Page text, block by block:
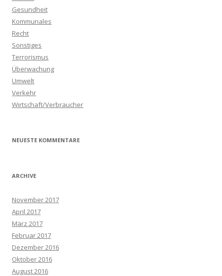
Gesundheit
Kommunales
Recht
Sonstiges
Terrorismus
Überwachung
Umwelt
Verkehr
Wirtschaft/Verbraucher
NEUESTE KOMMENTARE
ARCHIVE
November 2017
April 2017
März 2017
Februar 2017
Dezember 2016
Oktober 2016
August 2016